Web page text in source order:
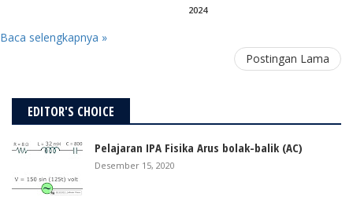
2024
Baca selengkapnya »
Postingan Lama
EDITOR'S CHOICE
Pelajaran IPA Fisika Arus bolak-balik (AC)
Desember 15, 2020